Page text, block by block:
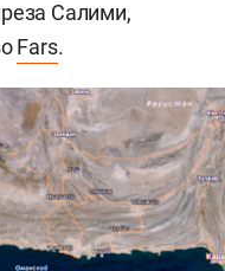
Салими,
Fars.